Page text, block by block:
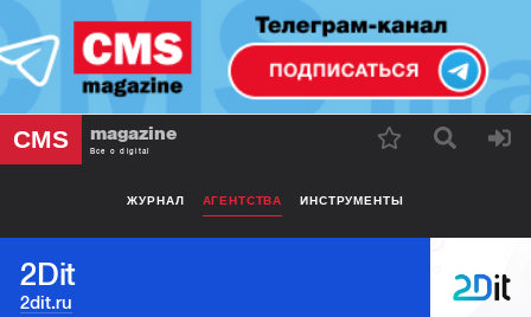
CMS magazine
Все о digital
ЖУРНАЛ АГЕНТСТВА ИНСТРУМЕНТЫ
2Dit
2dit.ru